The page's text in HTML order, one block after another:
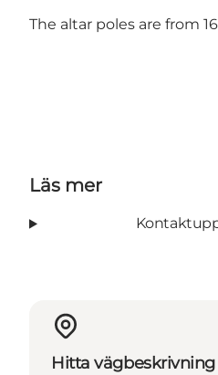
The altar poles are from
Läs mer
Hitta vägbeskrivning